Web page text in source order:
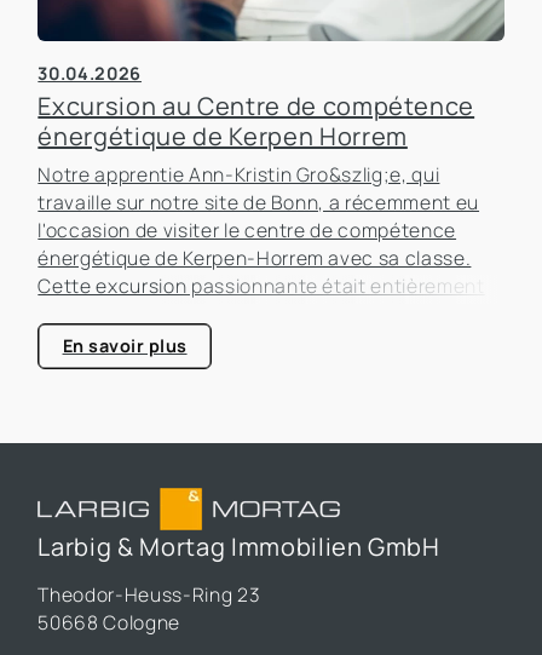
30.04.2026
Excursion au Centre de compétence
énergétique de Kerpen Horrem
Notre apprentie Ann-Kristin Gro&szlig;e, qui
travaille sur notre site de Bonn, a récemment eu
l'occasion de visiter le centre de compétence
énergétique de Kerpen-Horrem avec sa classe.
Cette excursion passionnante était entièrement
bâtiments, un sujet qui prend de plus en plus
d'importance dans le secteur immobilier.
En savoir plus
Larbig & Mortag Immobilien GmbH
Theodor-Heuss-Ring 23
50668 Cologne